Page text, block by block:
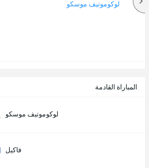
المباراة القادمة
لوكوموتيف موسكو
فاكيل
لوكوموتيف موسكو